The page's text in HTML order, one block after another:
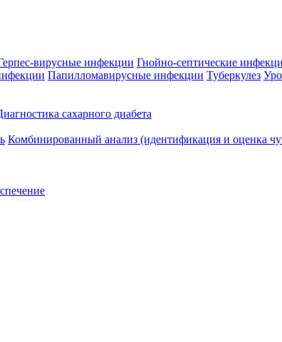
вирусные инфекции Гнойно-септические
Папилломавирусные инфекции Туберкулез
сахарного диабета
Комбинированный анализ (идентификация и оценка